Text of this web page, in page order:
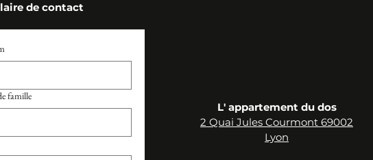
de contact
famille
L' appartement du dos
2 Quai Jules Courmont 69002
Lyon